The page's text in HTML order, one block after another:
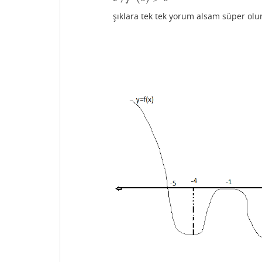
şıklara tek tek yorum alsam süper